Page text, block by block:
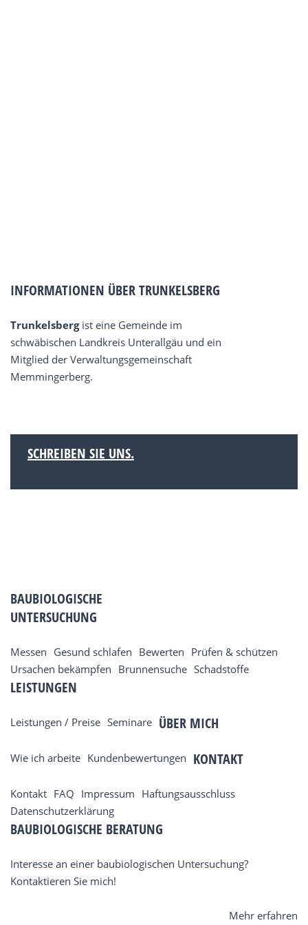
INFORMATIONEN ÜBER TRUNKELSBERG
Trunkelsbergist eine Gemeinde im
schwäbischen Landkreis Unterallgäu und ein
Mitglied der Verwaltungsgemeinschaft
Memmingerberg.
SCHREIBEN SIE UNS.
BAUBIOLOGISCHE
UNTERSUCHUNG
Messen Gesund schlafen Bewerten Prüfen & schützen
Ursachen bekämpfen Brunnensuche Schadstoffe
LEISTUNGEN
Leistungen / Preise Seminare ÜBER MICH
Wie ich arbeite Kundenbewertungen KONTAKT
Kontakt FAQ Impressum Haftungsausschluss
Datenschutzerklärung
BAUBIOLOGISCHE BERATUNG
Interesse an einer baubiologischen Untersuchung?
Kontaktieren Sie mich!
Mehr erfahren